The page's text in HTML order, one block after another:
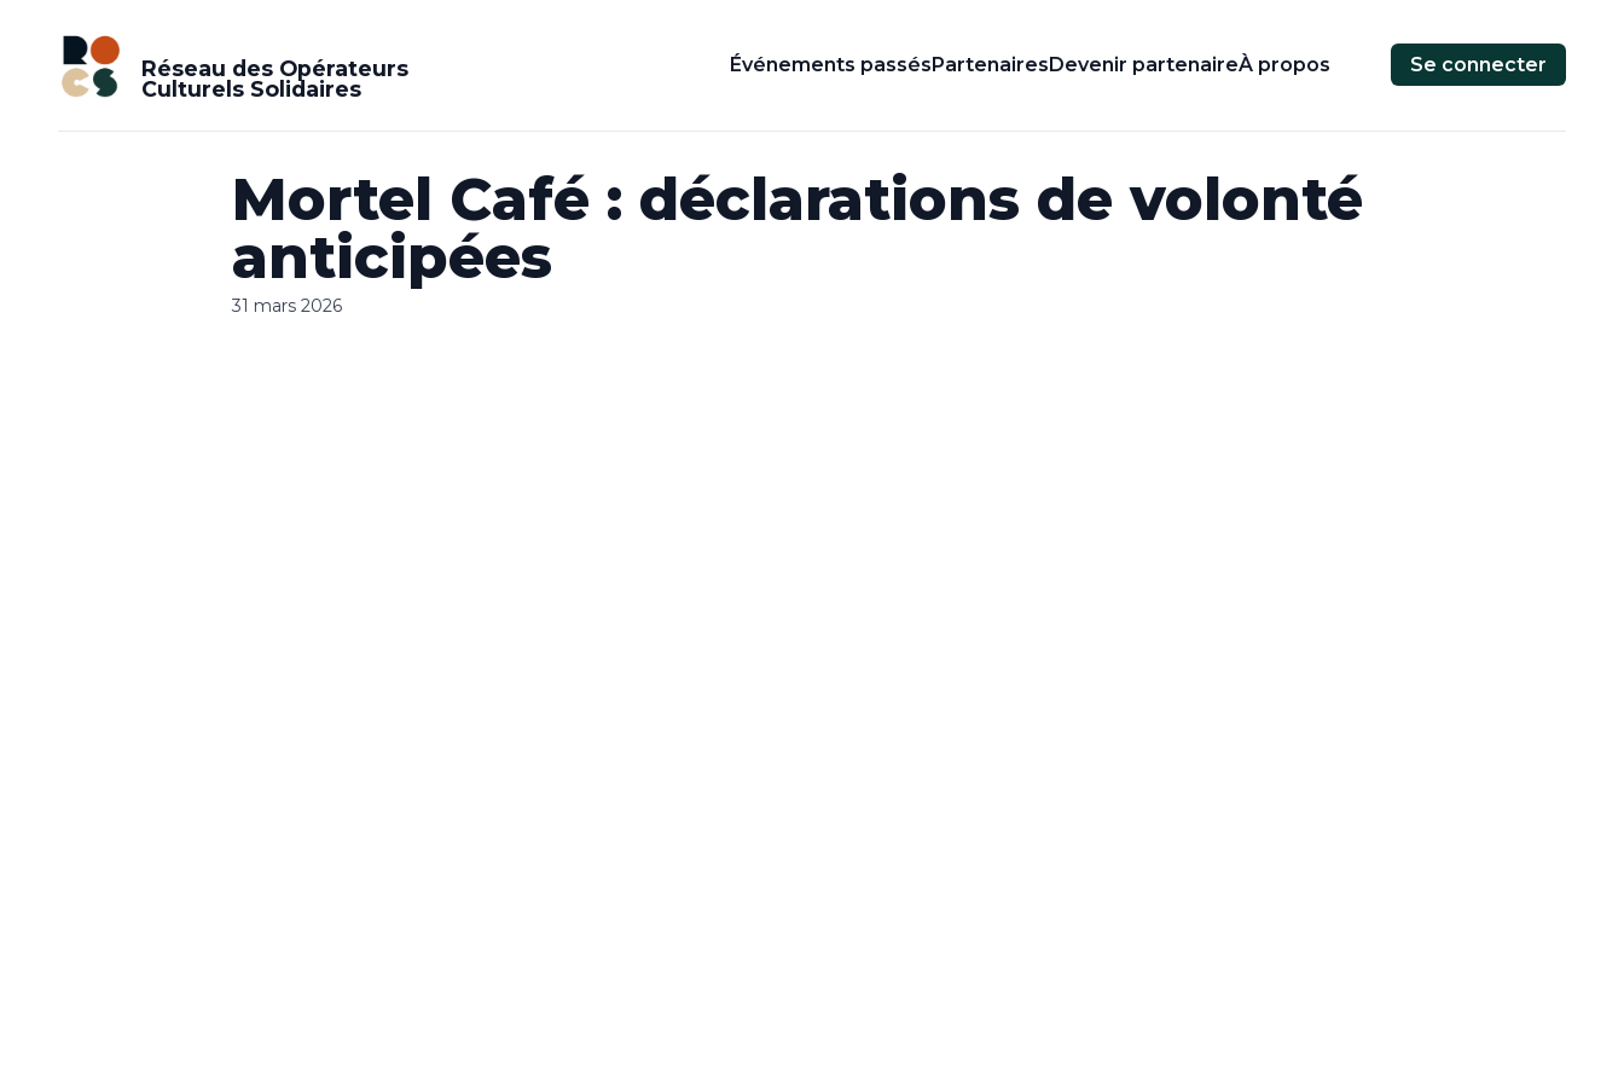
Réseau des Opérateurs
Culturels Solidaires
Événements passésPartenairesDevenir partenaireÀ propos Se connecter
Mortel Café : déclarations de volonté
anticipées
31 mars 2026